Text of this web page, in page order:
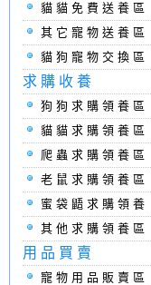
貓貓免費送養區
其它寵物送養區
貓狗寵物交換區
求購收養
狗狗求購領養區
貓貓求購領養區
爬蟲求購領養區
老鼠求購領養區
蜜袋鼯求購領養
其他求購領養區
用品買賣
寵物用品販賣區